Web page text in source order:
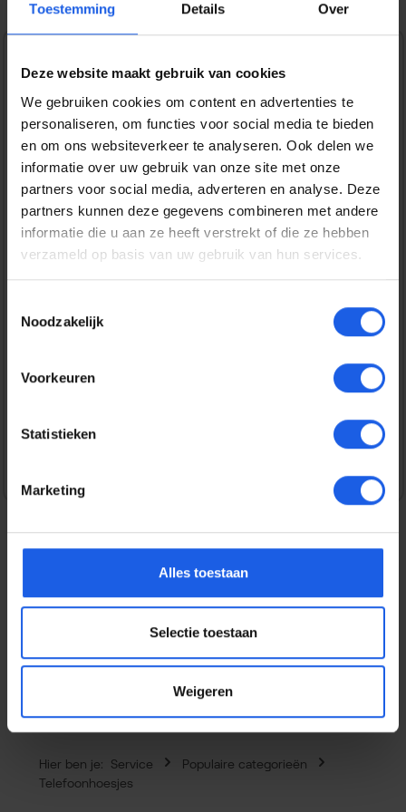
Toestemming Details Over
Deze website maakt gebruik van cookies
We gebruiken cookies om content en advertenties te
personaliseren, om functies voor social media te bieden
en om ons websiteverkeer te analyseren. Ook delen we
informatie over uw gebruik van onze site met onze
partners voor social media, adverteren en analyse. Deze
partners kunnen deze gegevens combineren met andere
informatie die u aan ze heeft verstrekt of die ze hebben
verzameld op basis van uw gebruik van hun services.
Noodzakelijk
Voorkeuren
Statistieken
Marketing
Alles toestaan
Selectie toestaan
Weigeren
1-2-3 deal
Normale prijs:
€ 39,99
Prijzen incl. BTW en excl. verzendkosten
Bestel nu
Productnummer:
IOSIDFCMS-I2561-257
EAN:
7340225434482
iDeal of Sweden
Veilig en snel betalen
Geef je Phone 17 een persoonlijk tintje met dit opvallende
Rose Pearl Marble hoesje van iDeal of Sweden. Het hoesje
Hier ben je: Service
Populaire categorieën
Telefoonhoesjes